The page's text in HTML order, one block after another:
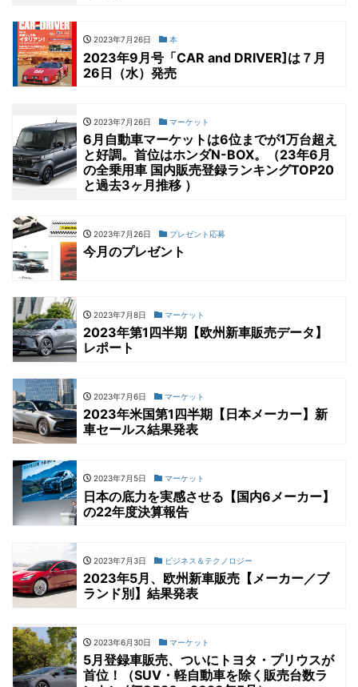
2023年7月26日 本
2023年9月号「CAR and DRIVER]は７月
26日（水）発売
2023年7月26日 マーケット
6月自動車マーケットは6位までが1万台超え
と好調。首位はホンダN-BOX。（23年6月
の全乗用車 国内販売登録ランキングTOP20
と過去3ヶ月推移 ）
2023年7月26日 プレゼント応募
今月のプレゼント
2023年7月8日 マーケット
2023年第1四半期【欧州新車販売データ】
レポート
2023年7月6日 マーケット
2023年米国第1四半期【日本メーカー】新
車セールス結果発表
2023年7月5日 マーケット
日本の底力を実感させる【国内6メーカー】
の22年度決算報告
2023年7月3日 ビジネス＆テクノロジー
2023年5月、欧州新車販売【メーカー／ブ
ランド別】結果発表
2023年6月30日 マーケット
5月登録車販売、ついにトヨタ・プリウスが
首位！（SUV・軽自動車を除く販売台数ラ